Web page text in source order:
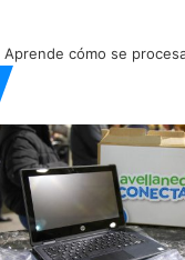
Aprende cómo se